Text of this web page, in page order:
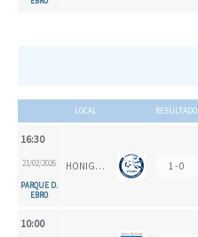
LOCAL RESULTADO
16:30
21/02/2026
PARQUE D.
EBRO
HONIGVÖGEL 1 - 0
10:00